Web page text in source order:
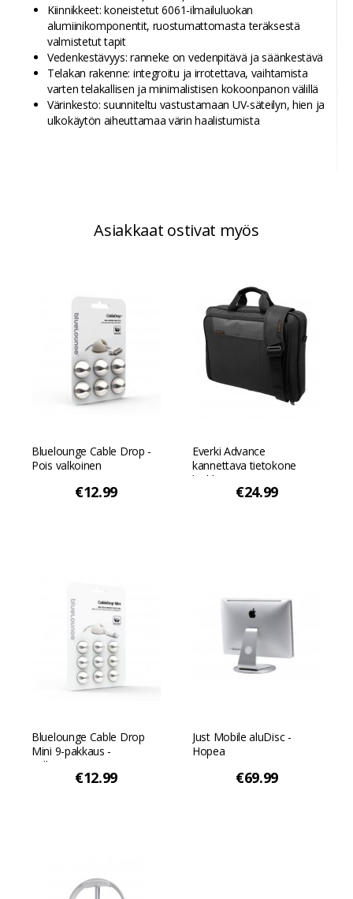
Kiinnikkeet: koneistetut 6061-ilmailuluokan
alumiinikomponentit, ruostumattomasta teräksestä
valmistetut tapit
Vedenkestävyys: ranneke on vedenpitävä ja säänkestävä
Telakan rakenne: integroitu ja irrotettava, vaihtamista
varten telakallisen ja minimalistisen kokoonpanon välillä
Värinkesto: suunniteltu vastustamaan UV-säteilyn, hien ja
ulkokäytön aiheuttamaa värin haalistumista
Asiakkaat ostivat myös
Bluelounge Cable Drop -
Pois valkoinen
€12.99
Everki Advance
kannettava tietokone
laukku - 11.6" - Musta
€24.99
Bluelounge Cable Drop
Mini 9-pakkaus -
Valkoinen
€12.99
Just Mobile aluDisc -
Hopea
€69.99